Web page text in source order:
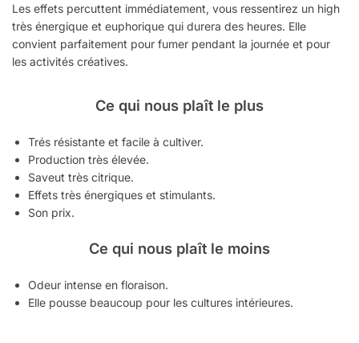
Les effets percuttent immédiatement, vous ressentirez un high
très énergique et euphorique qui durera des heures. Elle
convient parfaitement pour fumer pendant la journée et pour
les activités créatives.
Ce qui nous plaît le plus
Trés résistante et facile à cultiver.
Production très élevée.
Saveut très citrique.
Effets très énergiques et stimulants.
Son prix.
Ce qui nous plaît le moins
Odeur intense en floraison.
Elle pousse beaucoup pour les cultures intérieures.